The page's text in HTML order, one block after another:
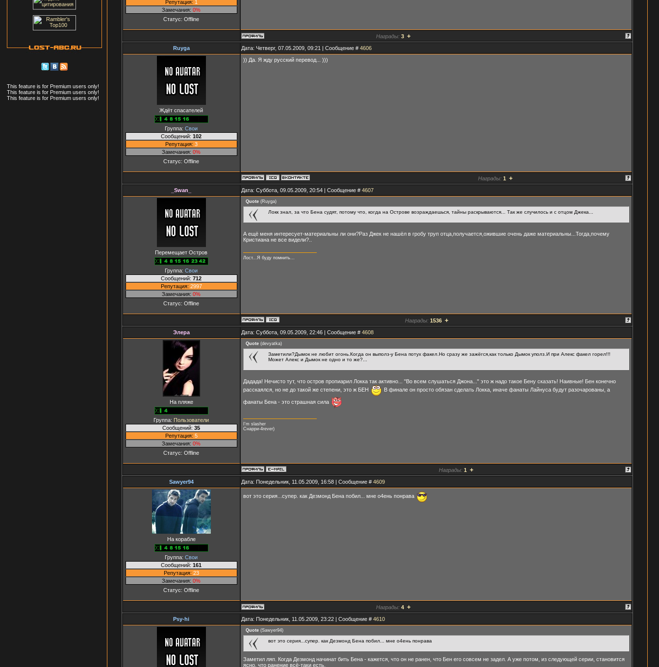
This feature is for Premium users only!
This feature is for Premium users only!
This feature is for Premium users only!
Репутация: 1
Замечания: 0%
Статус: Offline
Награды: 3 +
Ruyga Дата: Четверг, 07.05.2009, 09:21 | Сообщение # 4606
Ждёт спасателей
Группа: Свои
Сообщений: 102
Репутация: 3
Замечания: 0%
Статус: Offline
)) Да. Я жду русский перевод... )))
Награды: 1 +
_Swan_ Дата: Суббота, 09.05.2009, 20:54 | Сообщение # 4607
Перемещает Остров
Группа: Свои
Сообщений: 712
Репутация: 2997
Замечания: 0%
Статус: Offline
Quote(Ruyga)
Локк знал, за что Бена судят, потому что, когда на Острове возраждаешься, тайны раскрываются... Так же случилось и с отцом Джека...
А ещё меня интересует-материальны ли они?Раз Джек не нашёл в гробу труп отца,получается,ожившие очень даже материальны...Тогда,почему
Кристиана не все видели?..
Лост...Я буду помнить...
Награды: 1536 +
Элера Дата: Суббота, 09.05.2009, 22:46 | Сообщение # 4608
На пляже
Группа: Пользователи
Сообщений: 35
Репутация: 5
Замечания: 0%
Статус: Offline
Quote(devyatka)
Заметили?Дымок не любит огонь.Когда он выполз-у Бена потух факел.Но сразу же зажёгся,как только Дымок уполз.И при Алекс факел горел!!!
Может Алекс и Дымок не одно и то же?...
Дадада! Нечисто тут, что остров пропиарил Локка так активно... "Во всем слушаться Джона..." это ж надо такое Бену сказать! Наивные! Бен конечно
расскаялся, но не до такой же степени, это ж БЕН
В финале он просто обязан сделать Локка, иначе фанаты Лайнуса будут разочарованы, а
фанаты Бена - это страшная сила
I'm slasher
Снарри-4rever)
Награды: 1 +
Sawyer94 Дата: Понедельник, 11.05.2009, 16:58 | Сообщение # 4609
На корабле
Группа: Свои
Сообщений: 161
Репутация: 23
Замечания: 0%
Статус: Offline
вот это серия...супер. как Дезмонд Бена побил... мне о4ень понрава
Награды: 4 +
Psy-hi Дата: Понедельник, 11.05.2009, 23:22 | Сообщение # 4610
Quote(Sawyer94)
вот это серия...супер. как Дезмонд Бена побил... мне о4ень понрава
Заметил ляп. Когда Дезмонд начинат бить Бена - кажется, что он не ранен, что Бен его совсем не задел. А уже потом, из следующей серии, становится
ясно, что ранение всё-таки есть.